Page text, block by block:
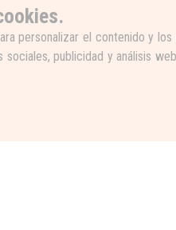
personalizar el contenido y
publicidad y análisis